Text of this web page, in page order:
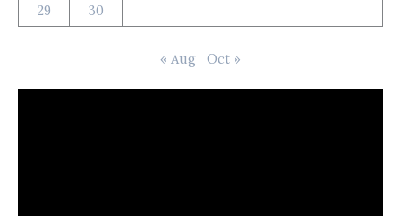
29
30
« Aug Oct »